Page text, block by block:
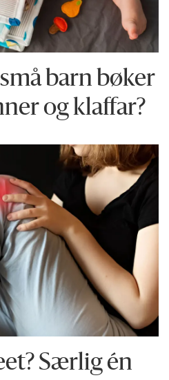
barn bøker
og klaffar?
Særlig én